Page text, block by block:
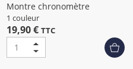
Montre chronomètre
1 couleur
19,90 € TTC